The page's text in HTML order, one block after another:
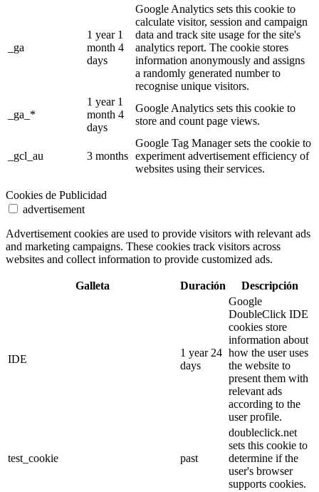
_ga
1 year 1
month 4
days
Google Analytics sets this cookie to
calculate visitor, session and campaign
data and track site usage for the site's
analytics report. The cookie stores
information anonymously and assigns
a randomly generated number to
recognise unique visitors.
_ga_*
1 year 1
month 4
days
Google Analytics sets this cookie to
store and count page views.
_gcl_au 3 months
Google Tag Manager sets the cookie to
experiment advertisement efficiency of
websites using their services.
Cookies de Publicidad
advertisement
Advertisement cookies are used to provide visitors with relevant ads
and marketing campaigns. These cookies track visitors across
websites and collect information to provide customized ads.
Galleta Duración Descripción
IDE
1 year 24
days
Google
DoubleClick IDE
cookies store
information about
how the user uses
the website to
present them with
relevant ads
according to the
user profile.
test_cookie past
doubleclick.net
sets this cookie to
determine if the
user's browser
supports cookies.